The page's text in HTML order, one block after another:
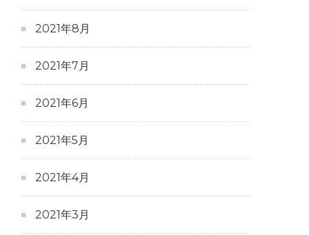
2021年8月
2021年7月
2021年6月
2021年5月
2021年4月
2021年3月